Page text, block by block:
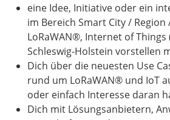
eine Idee, Initiative oder ein
im Bereich Smart City / Region
LoRaWAN®, Internet of Things
Schleswig-Holstein vorstellen
Dich über die neuesten Use
rund um LoRaWAN® und IoT
oder einfach Interesse daran
Dich mit Lösungsanbietern,